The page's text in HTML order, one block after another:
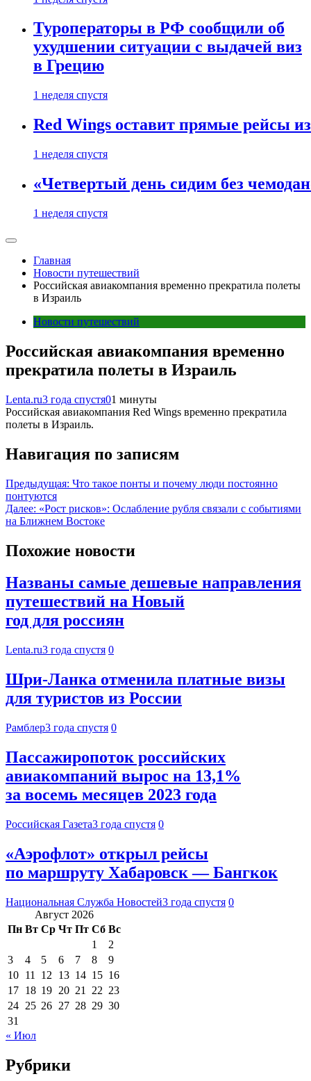
Туроператоры в РФ сообщили об
ухудшении ситуации с выдачей виз
в Грецию
1 неделя спустя
Red Wings оставит прямые рейсы
1 неделя спустя
«Четвертый день сидим без
1 неделя спустя
Главная
Новости путешествий
Российская авиакомпания временно прекратила полеты
в Израиль
Новости путешествий
Российская авиакомпания временно
прекратила полеты в Израиль
Lenta.ru3 года спустя01 минуты
Российская авиакомпания Red Wings временно прекратила
полеты в Израиль.
Навигация по записям
Предыдущая: Что такое понты и почему люди постоянно
понтуются
Далее: «Рост рисков»: Ослабление рубля связали с событиями
на Ближнем Востоке
Похожие новости
Названы самые дешевые направления
путешествий на Новый
год для россиян
Lenta.ru3 года спустя 0
Шри-Ланка отменила платные визы
для туристов из России
Рамблер3 года спустя 0
Пассажиропоток российских
авиакомпаний вырос на 13,1%
за восемь месяцев 2023 года
Российская Газета3 года спустя 0
«Аэрофлот» открыл рейсы
по маршруту Хабаровск — Бангкок
Национальная Служба Новостей3 года спустя 0
Август 2026
Пн Вт Ср Чт Пт Сб Вс
1
2
3
4 5 6 7 8
9
10 11 12 13 14 15 16
17 18 19 20 21 22 23
24 25 26 27 28 29 30
31
« Июл
Рубрики